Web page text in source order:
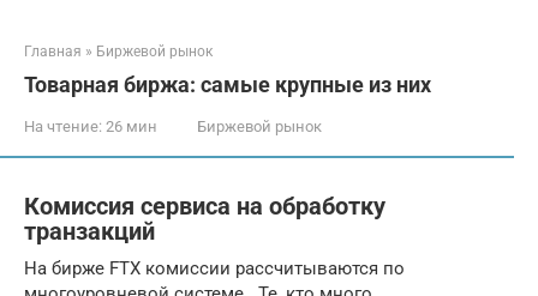
Главная » Биржевой рынок
Товарная биржа: самые крупные из них
На чтение: 26 мин Биржевой рынок
Комиссия сервиса на обработку
транзакций
На бирже FTX комиссии рассчитываются по